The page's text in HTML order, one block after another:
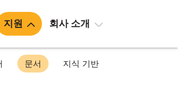
지원 회사 소개
문서 지식 기반